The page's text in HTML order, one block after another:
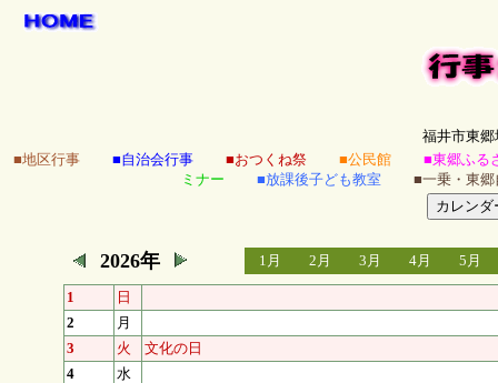
福井市東
■地区行事
■自治会行事 ■おつくね祭 ■公民館
■東郷ふる
ミナー
■放課後子ども教室 ■一乗・東
2026年 1月 2月 3月 4月 5月
1
日
2
月
3
火
文化の日
4
水